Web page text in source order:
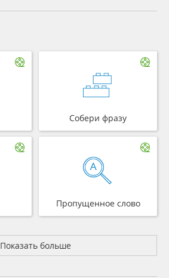
Собери фразу
Пропущенное слово
Показать больше